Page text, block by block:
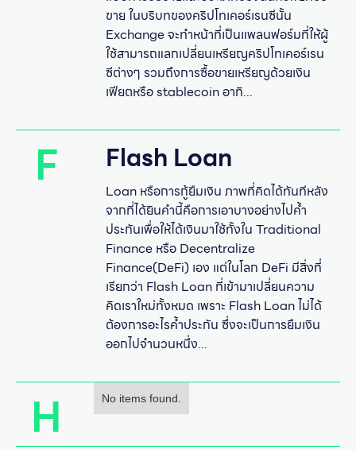
ขาย ในบริบทของคริปโทเคอร์เรนซีนั้น
Exchange จะทำหน้าที่เป็นแพลนฟอร์มที่ให้ผู้
ใช้สามารถแลกเปลี่ยนเหรียญคริปโทเคอร์เรน
ซีต่างๆ รวมถึงการซื้อขายเหรียญด้วยเงิน
เฟียตหรือ stablecoin อาทิ...
F Flash Loan
Loan หรือการกู้ยืมเงิน ภาพที่คิดได้ทันทีหลัง
จากที่ได้ยินคำนี้คือการเอาบางอย่างไปค้ำ
ประกันเพื่อให้ได้เงินมาใช้ทั้งใน Traditional
Finance หรือ Decentralize
Finance(DeFi) เอง แต่ในโลก DeFi มีสิ่งที่
เรียกว่า Flash Loan ที่เข้ามาเปลี่ยนความ
คิดเราใหม่ทั้งหมด เพราะ Flash Loan ไม่ได้
ต้องการอะไรค้ำประกัน ซึ่งจะเป็นการยืมเงิน
ออกไปจำนวนหนึ่ง...
H No items found.